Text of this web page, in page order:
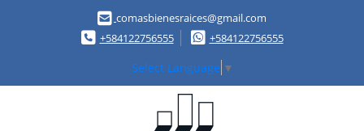
comasbienesraices@gmail.com
+584122756555
+584122756555
Select Language ▼